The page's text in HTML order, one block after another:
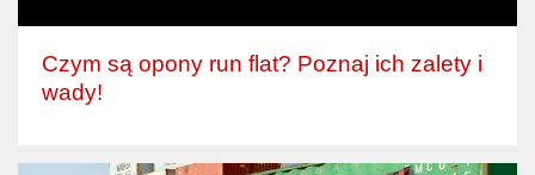
Czym są opony run flat? Poznaj ich zalety i
wady!